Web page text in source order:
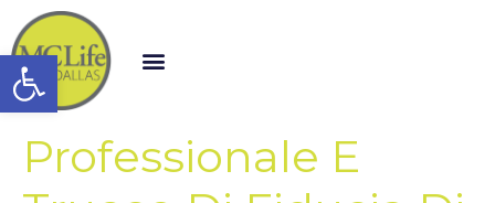
Open toolbar
Professionale E